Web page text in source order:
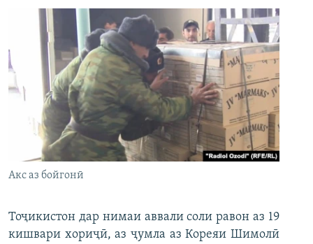
Акс аз бойгонӣ
Тоҷикистон дар нимаи аввали соли равон аз 19
кишвари хориҷӣ, аз ҷумла аз Кореяи Шимолӣ